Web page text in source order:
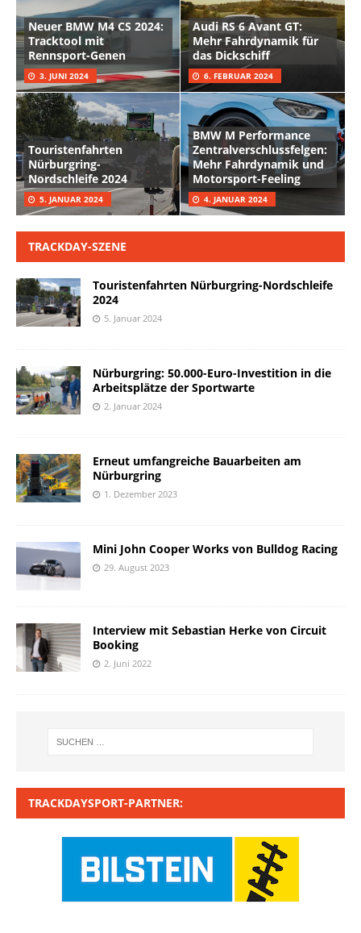
Neuer BMW M4 CS 2024:
Tracktool mit
Rennsport-Genen
3. JUNI 2024
Audi RS 6 Avant GT:
Mehr Fahrdynamik für
das Dickschiff
6. FEBRUAR 2024
Touristenfahrten
Nürburgring-
Nordschleife 2024
5. JANUAR 2024
BMW M Performance
Zentralverschlussfelgen:
Mehr Fahrdynamik und
Motorsport-Feeling
4. JANUAR 2024
TRACKDAY-SZENE
Touristenfahrten Nürburgring-Nordschleife
2024
5. Januar 2024
Nürburgring: 50.000-Euro-Investition in die
Arbeitsplätze der Sportwarte
2. Januar 2024
Erneut umfangreiche Bauarbeiten am
Nürburgring
1. Dezember 2023
Mini John Cooper Works von Bulldog Racing
29. August 2023
Interview mit Sebastian Herke von Circuit
Booking
2. Juni 2022
TRACKDAYSPORT-PARTNER: